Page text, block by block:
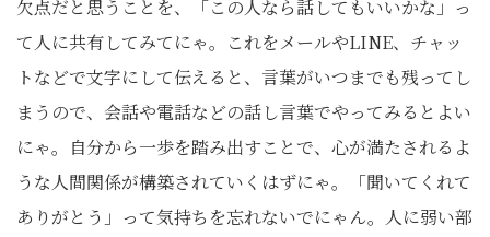
欠点だと思うことを、「この人なら話してもいいかな」っ
て人に共有してみてにゃ。これをメールやLINE、チャッ
トなどで文字にして伝えると、言葉がいつまでも残ってし
まうので、会話や電話などの話し言葉でやってみるとよい
にゃ。自分から一歩を踏み出すことで、心が満たされるよ
うな人間関係が構築されていくはずにゃ。「聞いてくれて
ありがとう」って気持ちを忘れないでにゃん。人に弱い部